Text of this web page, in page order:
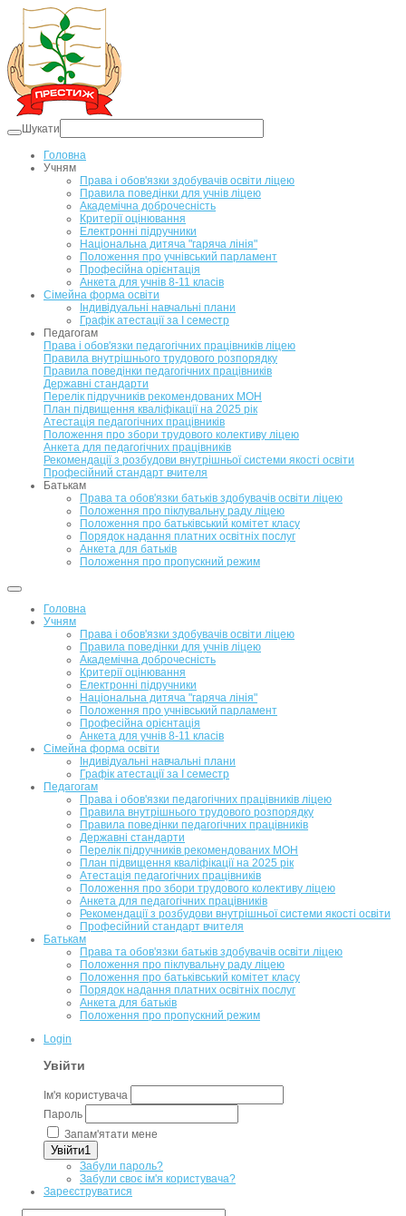
Шукати
Головна
Учням
Права і обов'язки здобувачів освіти ліцею
Правила поведінки для учнів ліцею
Академічна доброчесність
Критерії оцінювання
Електронні підручники
Національна дитяча "гаряча лінія"
Положення про учнівський парламент
Професійна орієнтація
Анкета для учнів 8-11 класів
Сімейна форма освіти
Індивідуальні навчальні плани
Графік атестації за І семестр
Педагогам
Права і обов'язки педагогічних працівників ліцею
Правила внутрішнього трудового розпорядку
Правила поведінки педагогічних працівників
Державні стандарти
Перелік підручників рекомендованих МОН
План підвищення кваліфікації на 2025 рік
Атестація педагогічних працівників
Положення про збори трудового колективу ліцею
Анкета для педагогічних працівників
Рекомендації з розбудови внутрішньої системи якості освіти
Професійний стандарт вчителя
Батькам
Права та обов'язки батьків здобувачів освіти ліцею
Положення про піклувальну раду ліцею
Положення про батьківський комітет класу
Порядок надання платних освітніх послуг
Анкета для батьків
Положення про пропускний режим
Головна
Учням
Права і обов'язки здобувачів освіти ліцею
Правила поведінки для учнів ліцею
Академічна доброчесність
Критерії оцінювання
Електронні підручники
Національна дитяча "гаряча лінія"
Положення про учнівський парламент
Професійна орієнтація
Анкета для учнів 8-11 класів
Сімейна форма освіти
Індивідуальні навчальні плани
Графік атестації за І семестр
Педагогам
Права і обов'язки педагогічних працівників ліцею
Правила внутрішнього трудового розпорядку
Правила поведінки педагогічних працівників
Державні стандарти
Перелік підручників рекомендованих МОН
План підвищення кваліфікації на 2025 рік
Атестація педагогічних працівників
Положення про збори трудового колективу ліцею
Анкета для педагогічних працівників
Рекомендації з розбудови внутрішньої системи якості освіти
Професійний стандарт вчителя
Батькам
Права та обов'язки батьків здобувачів освіти ліцею
Положення про піклувальну раду ліцею
Положення про батьківський комітет класу
Порядок надання платних освітніх послуг
Анкета для батьків
Положення про пропускний режим
Login
Увійти
Ім'я користувача
Пароль
Запам'ятати мене
Увійти1
Забули пароль?
Забули своє ім'я користувача?
Зареєструватися